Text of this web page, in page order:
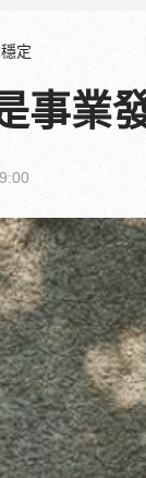
穩定
事業